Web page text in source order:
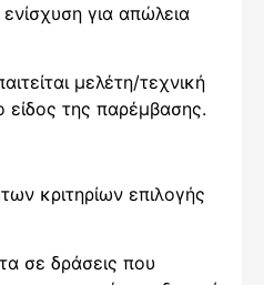
για απώλεια
μελέτη/τεχνική
της παρέμβασης.
κριτηρίων επιλογής
σε δράσεις που